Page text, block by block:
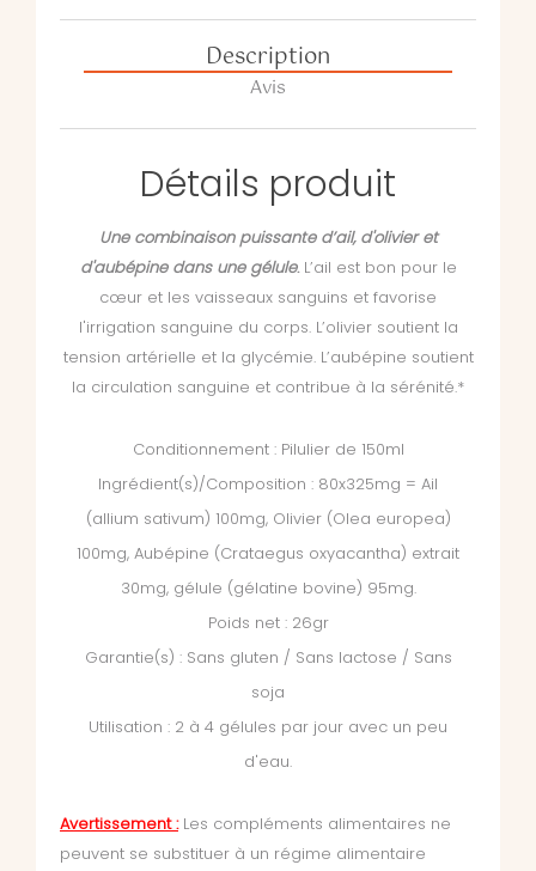
Description
Avis
Détails produit
Une combinaison puissante d’ail, d'olivier et
d'aubépine dans une gélule. L’ail est bon pour le
cœur et les vaisseaux sanguins et favorise
l'irrigation sanguine du corps. L’olivier soutient la
tension artérielle et la glycémie. L’aubépine soutient
la circulation sanguine et contribue à la sérénité.*
Conditionnement : Pilulier de 150ml
Ingrédient(s)/Composition : 80x325mg = Ail
(allium sativum) 100mg, Olivier (Olea europea)
100mg, Aubépine (Crataegus oxyacantha) extrait
30mg, gélule (gélatine bovine) 95mg.
Poids net : 26gr
Garantie(s) : Sans gluten / Sans lactose / Sans
soja
Utilisation : 2 à 4 gélules par jour avec un peu
d'eau.
Avertissement : Les compléments alimentaires ne
peuvent se substituer à un régime alimentaire